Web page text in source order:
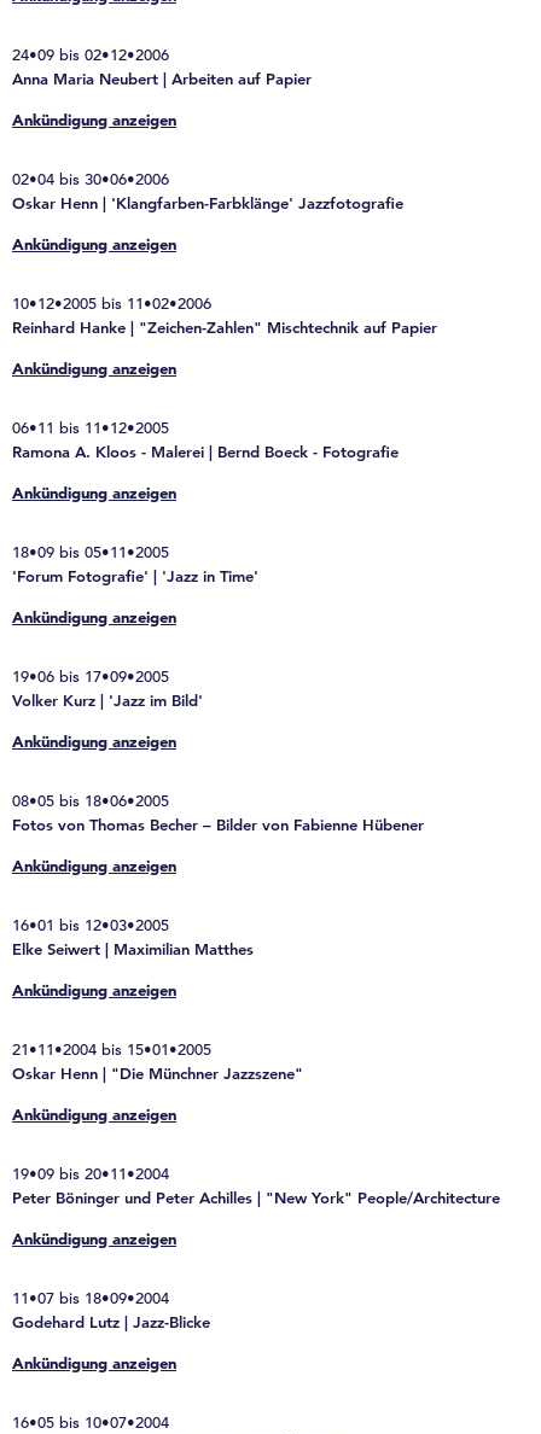
24•09 bis 02•12•2006
Anna Maria Neubert | Arbeiten auf Papier
Ankündigung anzeigen
02•04 bis 30•06•2006
Oskar Henn | 'Klangfarben-Farbklänge' Jazzfotografie
Ankündigung anzeigen
10•12•2005 bis 11•02•2006
Reinhard Hanke | "Zeichen-Zahlen" Mischtechnik auf Papier
Ankündigung anzeigen
06•11 bis 11•12•2005
Ramona A. Kloos - Malerei | Bernd Boeck - Fotografie
Ankündigung anzeigen
18•09 bis 05•11•2005
'Forum Fotografie' | 'Jazz in Time'
Ankündigung anzeigen
19•06 bis 17•09•2005
Volker Kurz | 'Jazz im Bild'
Ankündigung anzeigen
08•05 bis 18•06•2005
Fotos von Thomas Becher – Bilder von Fabienne Hübener
Ankündigung anzeigen
16•01 bis 12•03•2005
Elke Seiwert | Maximilian Matthes
Ankündigung anzeigen
21•11•2004 bis 15•01•2005
Oskar Henn | "Die Münchner Jazzszene"
Ankündigung anzeigen
19•09 bis 20•11•2004
Peter Böninger und Peter Achilles | "New York" People/Architecture
Ankündigung anzeigen
11•07 bis 18•09•2004
Godehard Lutz | Jazz-Blicke
Ankündigung anzeigen
16•05 bis 10•07•2004